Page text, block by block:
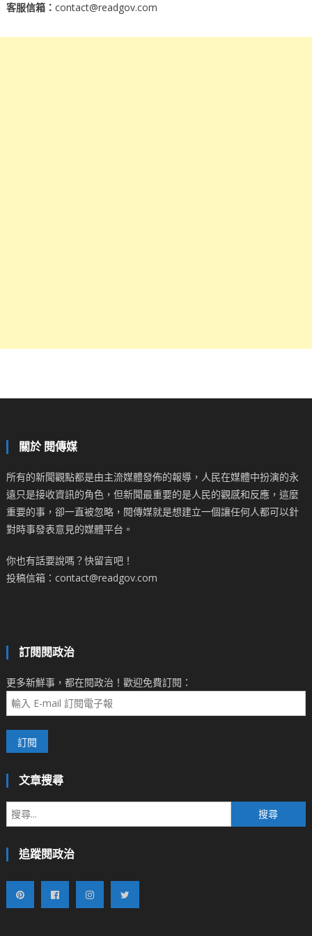
客服信箱： contact@readgov.com
關於 閱傳媒
所有的新聞觀點都是由主流媒體發佈的報導，人民在媒體中扮演的永
遠只是接收資訊的角色，但新聞最重要的是人民的觀感和反應，這麼
重要的事，卻一直被忽略，閱傳媒就是想建立一個讓任何人都可以針
對時事發表意見的媒體平台。
你也有話要說嗎？快留言吧！
投稿信箱：contact@readgov.com
訂閱閱政治
更多新鮮事，都在閱政治！歡迎免費訂閱：
文章搜尋
尋
追蹤閱政治